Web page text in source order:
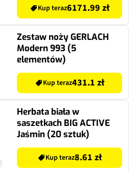
Kup teraz6171.99 zł
Zestaw noży GERLACH
Modern 993 (5
elementów)
Kup teraz431.1 zł
Herbata biała w
saszetkach BIG ACTIVE
Jaśmin (20 sztuk)
Kup teraz8.61 zł